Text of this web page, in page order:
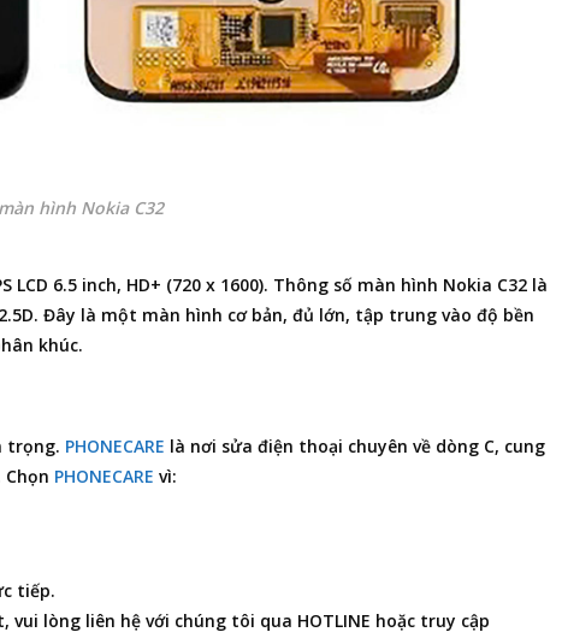
hình Nokia C32
6.5 inch, HD+ (720 x 1600). Thông số màn hình Nokia C32 là
Đây là một màn hình cơ bản, đủ lớn, tập trung vào độ bền
khúc.
trọng. PHONECARE là nơi sửa điện thoại chuyên về dòng C, cung
PHONECARE vì:
tiếp.
lòng liên hệ với chúng tôi qua HOTLINE hoặc truy cập